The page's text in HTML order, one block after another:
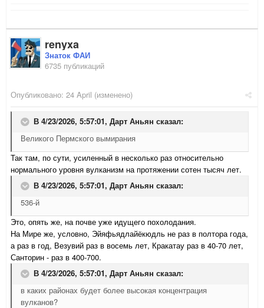
renyxa
Знаток ФАИ
6735 публикаций
Опубликовано: 24 April (изменено)
В 4/23/2026, 5:57:01, Дарт Аньян сказал:
Великого Пермского вымирания
Так там, по сути, усиленный в несколько раз относительно
нормального уровня вулканизм на протяжении сотен тысяч лет.
В 4/23/2026, 5:57:01, Дарт Аньян сказал:
536-й
Это, опять же, на почве уже идущего похолодания.
На Мире же, условно, Эйяфьядлайёкюдль не раз в полтора года,
а раз в год, Везувий раз в восемь лет, Кракатау раз в 40-70 лет,
Санторин - раз в 400-700.
В 4/23/2026, 5:57:01, Дарт Аньян сказал:
в каких районах будет более высокая концентрация
вулканов?